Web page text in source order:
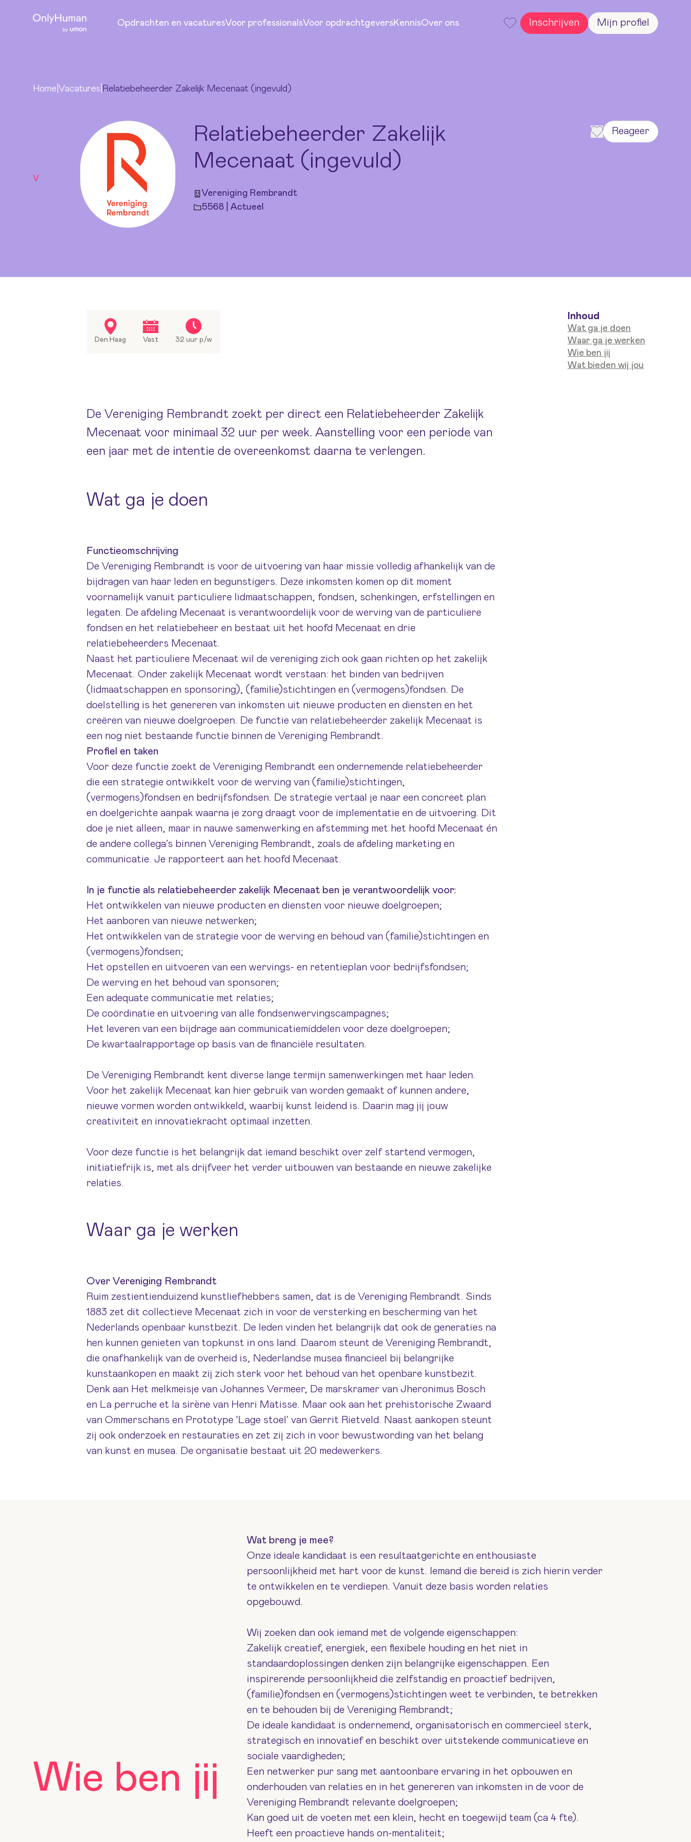
Opdrachten en vacaturesVoor professionalsVoor opdrachtgeversKennisOver ons Inschrijven Mijn profiel
Relatiebeheerder Zakelijk Mecenaat (ingevuld)
Home Vacatures Relatiebeheerder Zakelijk Mecenaat (ingevuld)
V
Relatiebeheerder Zakelijk
Mecenaat (ingevuld)
Vereniging Rembrandt
5568 | Actueel
Reageer
Den Haag Vast 32 uur p/w
De Vereniging Rembrandt zoekt per direct een Relatiebeheerder Zakelijk
Mecenaat voor minimaal 32 uur per week. Aanstelling voor een periode van
een jaar met de intentie de overeenkomst daarna te verlengen.
Wat ga je doen
Functieomschrijving
De Vereniging Rembrandt is voor de uitvoering van haar missie volledig afhankelijk van de
bijdragen van haar leden en begunstigers. Deze inkomsten komen op dit moment
voornamelijk vanuit particuliere lidmaatschappen, fondsen, schenkingen, erfstellingen en
legaten. De afdeling Mecenaat is verantwoordelijk voor de werving van de particuliere
fondsen en het relatiebeheer en bestaat uit het hoofd Mecenaat en drie
relatiebeheerders Mecenaat.
Naast het particuliere Mecenaat wil de vereniging zich ook gaan richten op het zakelijk
Mecenaat. Onder zakelijk Mecenaat wordt verstaan: het binden van bedrijven
(lidmaatschappen en sponsoring), (familie)stichtingen en (vermogens)fondsen. De
doelstelling is het genereren van inkomsten uit nieuwe producten en diensten en het
creëren van nieuwe doelgroepen. De functie van relatiebeheerder zakelijk Mecenaat is
een nog niet bestaande functie binnen de Vereniging Rembrandt.
Profiel en taken
Voor deze functie zoekt de Vereniging Rembrandt een ondernemende relatiebeheerder
die een strategie ontwikkelt voor de werving van (familie)stichtingen,
(vermogens)fondsen en bedrijfsfondsen. De strategie vertaal je naar een concreet plan
en doelgerichte aanpak waarna je zorg draagt voor de implementatie en de uitvoering. Dit
doe je niet alleen, maar in nauwe samenwerking en afstemming met het hoofd Mecenaat én
de andere collega’s binnen Vereniging Rembrandt, zoals de afdeling marketing en
communicatie. Je rapporteert aan het hoofd Mecenaat.
In je functie als relatiebeheerder zakelijk Mecenaat ben je verantwoordelijk voor:
Het ontwikkelen van nieuwe producten en diensten voor nieuwe doelgroepen;
Het aanboren van nieuwe netwerken;
Het ontwikkelen van de strategie voor de werving en behoud van (familie)stichtingen en
(vermogens)fondsen;
Het opstellen en uitvoeren van een wervings- en retentieplan voor bedrijfsfondsen;
De werving en het behoud van sponsoren;
Een adequate communicatie met relaties;
De coördinatie en uitvoering van alle fondsenwervingscampagnes;
Het leveren van een bijdrage aan communicatiemiddelen voor deze doelgroepen;
De kwartaalrapportage op basis van de financiële resultaten.
De Vereniging Rembrandt kent diverse lange termijn samenwerkingen met haar leden.
Voor het zakelijk Mecenaat kan hier gebruik van worden gemaakt of kunnen andere,
nieuwe vormen worden ontwikkeld, waarbij kunst leidend is. Daarin mag jij jouw
creativiteit en innovatiekracht optimaal inzetten.
Voor deze functie is het belangrijk dat iemand beschikt over zelf startend vermogen,
initiatiefrijk is, met als drijfveer het verder uitbouwen van bestaande en nieuwe zakelijke
relaties.
Waar ga je werken
Over Vereniging Rembrandt
Ruim zestientienduizend kunstliefhebbers samen, dat is de Vereniging Rembrandt. Sinds
1883 zet dit collectieve Mecenaat zich in voor de versterking en bescherming van het
Nederlands openbaar kunstbezit. De leden vinden het belangrijk dat ook de generaties na
hen kunnen genieten van topkunst in ons land. Daarom steunt de Vereniging Rembrandt,
die onafhankelijk van de overheid is, Nederlandse musea financieel bij belangrijke
kunstaankopen en maakt zij zich sterk voor het behoud van het openbare kunstbezit.
Denk aan Het melkmeisje van Johannes Vermeer, De marskramer van Jheronimus Bosch
en La perruche et la sirène van Henri Matisse. Maar ook aan het prehistorische Zwaard
van Ommerschans en Prototype ‘Lage stoel’ van Gerrit Rietveld. Naast aankopen steunt
zij ook onderzoek en restauraties en zet zij zich in voor bewustwording van het belang
van kunst en musea. De organisatie bestaat uit 20 medewerkers.
Inhoud
Wat ga je doen
Waar ga je werken
Wie ben jij
Wat bieden wij jou
Wie ben jij
Wat breng je mee?
Onze ideale kandidaat is een resultaatgerichte en enthousiaste
persoonlijkheid met hart voor de kunst. Iemand die bereid is zich hierin verder
te ontwikkelen en te verdiepen. Vanuit deze basis worden relaties
opgebouwd.
Wij zoeken dan ook iemand met de volgende eigenschappen:
Zakelijk creatief, energiek, een flexibele houding en het niet in
standaardoplossingen denken zijn belangrijke eigenschappen. Een
inspirerende persoonlijkheid die zelfstandig en proactief bedrijven,
(familie)fondsen en (vermogens)stichtingen weet te verbinden, te betrekken
en te behouden bij de Vereniging Rembrandt;
De ideale kandidaat is ondernemend, organisatorisch en commercieel sterk,
strategisch en innovatief en beschikt over uitstekende communicatieve en
sociale vaardigheden;
Een netwerker pur sang met aantoonbare ervaring in het opbouwen en
onderhouden van relaties en in het genereren van inkomsten in de voor de
Vereniging Rembrandt relevante doelgroepen;
Kan goed uit de voeten met een klein, hecht en toegewijd team (ca 4 fte).
Heeft een proactieve hands on-mentaliteit;